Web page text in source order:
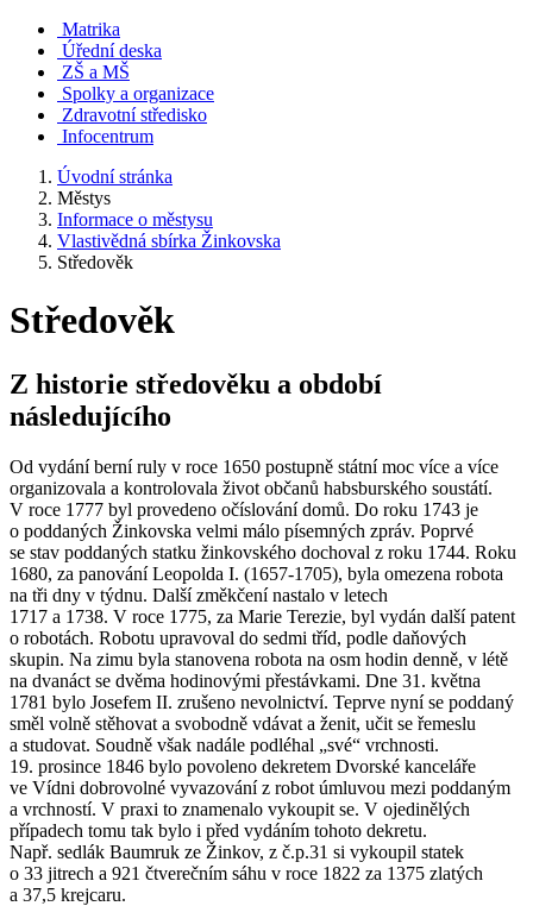
Matrika
Úřední deska
ZŠ a MŠ
Spolky a organizace
Zdravotní středisko
Infocentrum
Úvodní stránka
Městys
Informace o městysu
Vlastivědná sbírka Žinkovska
Středověk
Středověk
Z historie středověku a období
následujícího
Od vydání berní ruly v roce 1650 postupně státní moc více a více
organizovala a kontrolovala život občanů habsburského soustátí.
V roce 1777 byl provedeno očíslování domů. Do roku 1743 je
o poddaných Žinkovska velmi málo písemných zpráv. Poprvé
se stav poddaných statku žinkovského dochoval z roku 1744. Roku
1680, za panování Leopolda I. (1657-1705), byla omezena robota
na tři dny v týdnu. Další změkčení nastalo v letech
1717 a 1738. V roce 1775, za Marie Terezie, byl vydán další patent
o robotách. Robotu upravoval do sedmi tříd, podle daňových
skupin. Na zimu byla stanovena robota na osm hodin denně, v létě
na dvanáct se dvěma hodinovými přestávkami. Dne 31. května
1781 bylo Josefem II. zrušeno nevolnictví. Teprve nyní se poddaný
směl volně stěhovat a svobodně vdávat a ženit, učit se řemeslu
a studovat. Soudně však nadále podléhal „své“ vrchnosti.
19. prosince 1846 bylo povoleno dekretem Dvorské kanceláře
ve Vídni dobrovolné vyvazování z robot úmluvou mezi poddaným
a vrchností. V praxi to znamenalo vykoupit se. V ojedinělých
případech tomu tak bylo i před vydáním tohoto dekretu.
Např. sedlák Baumruk ze Žinkov, z č.p.31 si vykoupil statek
o 33 jitrech a 921 čtverečním sáhu v roce 1822 za 1375 zlatých
a 37,5 krejcaru.